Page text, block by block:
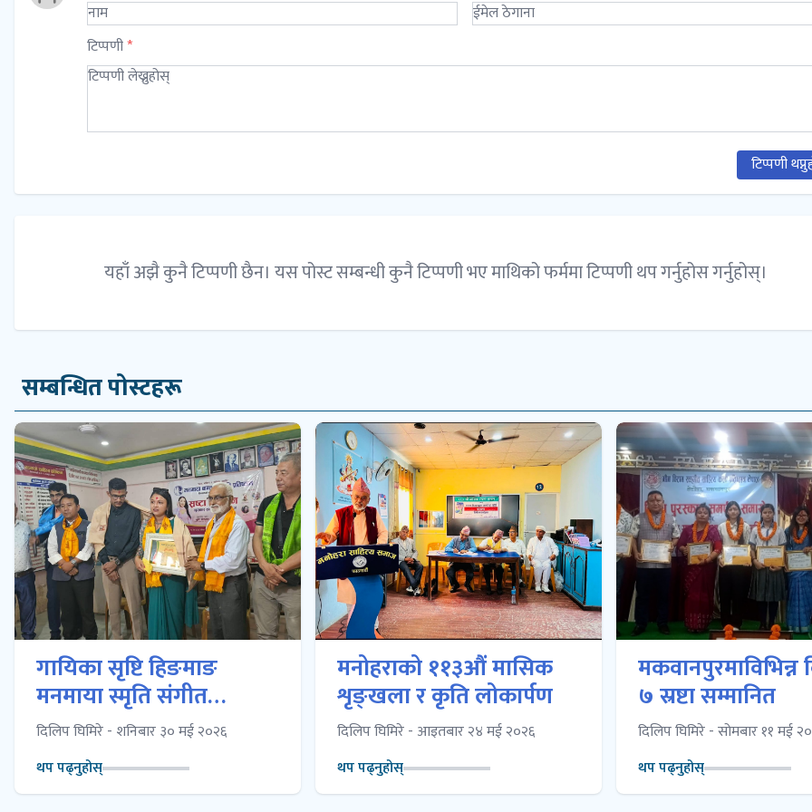
टिप्पणी*
टिप्पणी
यहाँ अझै कुनै टिप्पणी छैन। यस पोस्ट सम्बन्धी कुनै टिप्पणी भए माथिको फर्ममा टिप्पणी थप गर्नुहोस गर्नुहोस्।
सम्बन्धित पोस्टहरू
गायिका सृष्टि हिङमाङ
मनमाया स्मृति संगीत
पुरस्कारबाट पुरस्कृत
दिलिप घिमिरे - शनिबार ३० मई २०२६
थप पढ्नुहोस्
मनोहराको ११३औं मासिक
शृङ्खला र कृति लोकार्पण
दिलिप घिमिरे - आइतबार २४ मई २०२६
थप पढ्नुहोस्
मकवानपुरमाविभिन्न
७ स्रष्टा सम्मानित
दिलिप घिमिरे - सोमबार ११ मई
थप पढ्नुहोस्